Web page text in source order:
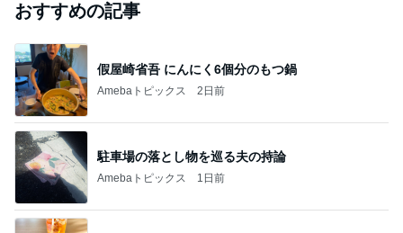
おすすめの記事
假屋崎省吾 にんにく6個分のもつ鍋
Amebaトピックス 2日前
駐車場の落とし物を巡る夫の持論
Amebaトピックス 1日前